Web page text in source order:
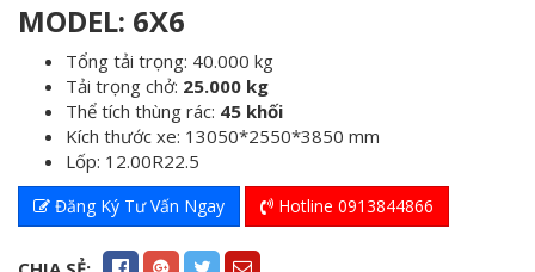
MODEL: 6X6
Tổng tải trọng: 40.000 kg
Tải trọng chở: 25.000 kg
Thể tích thùng rác: 45 khối
Kích thước xe: 13050*2550*3850 mm
Lốp: 12.00R22.5
Đăng Ký Tư Vấn Ngay Hotline 0913844866